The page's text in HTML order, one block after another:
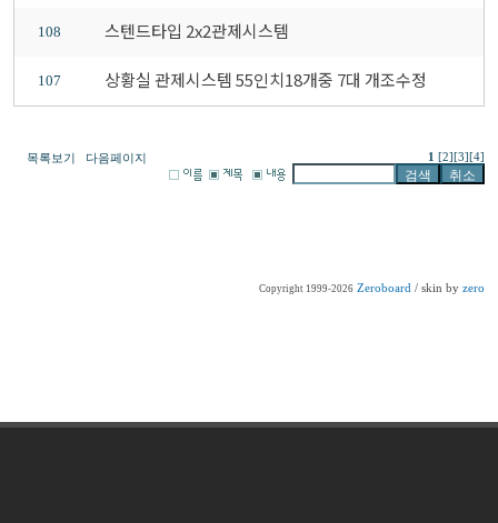
108 스텐드타입 2x2관제시스템
107 상황실 관제시스템 55인치18개중 7대 개조수정
목록보기 다음페이지 1 [2] [3] [4]
Copyright 1999-2026 Zeroboard / skin by zero